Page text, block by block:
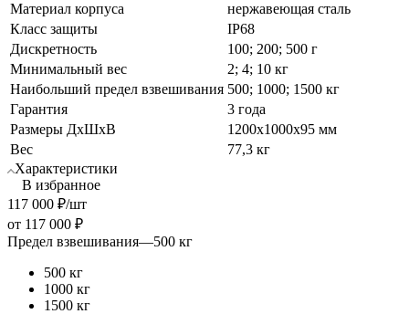
Материал корпуса
нержавеющая сталь
Класс защиты
IP68
Дискретность
100; 200; 500 г
Минимальный вес
2; 4; 10 кг
Наибольший предел взвешивания 500; 1000; 1500 кг
Гарантия
3 года
Размеры ДхШхВ
1200х1000х95 мм
Вес
77,3 кг
Характеристики
В избранное
117 000 ₽/шт
от 117 000 ₽
Предел взвешивания—500 кг
500 кг
1000 кг
1500 кг